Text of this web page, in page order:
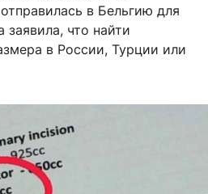
в Бельгию для
заявила, что найти
в России, Турции или